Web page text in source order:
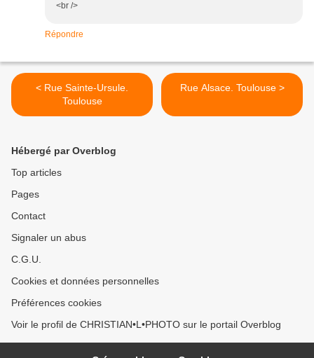
<br />
Répondre
< Rue Sainte-Ursule.
Toulouse
Rue Alsace. Toulouse >
Hébergé par Overblog
Top articles
Pages
Contact
Signaler un abus
C.G.U.
Cookies et données personnelles
Préférences cookies
Voir le profil de CHRISTIAN•L•PHOTO sur le portail Overblog